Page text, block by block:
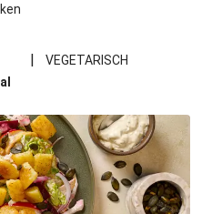
|
VEGETARISCH